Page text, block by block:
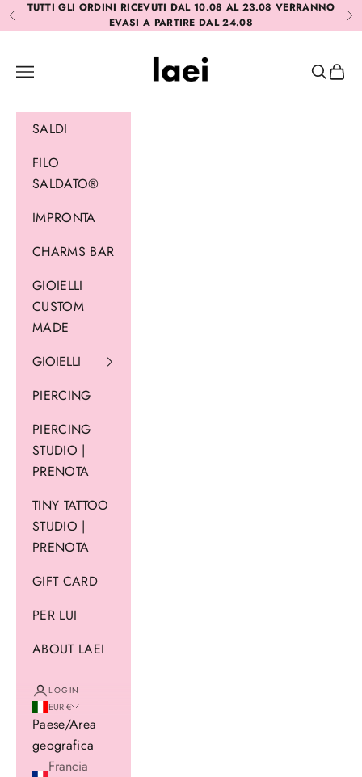
Vai al contenuto
Precedente
TUTTI GLI ORDINI RICEVUTI DAL 10.08 AL 23.08 VERRANNO
EVASI A PARTIRE DAL 24.08
Laei
Menù
Cerca
SALDI
FILO
SALDATO®
IMPRONTA
CHARMS BAR
GIOIELLI
CUSTOM
MADE
GIOIELLI
PIERCING
PIERCING
STUDIO |
PRENOTA
TINY TATTOO
STUDIO |
PRENOTA
GIFT CARD
PER LUI
ABOUT LAEI
LOGIN
EUR €
Paese/Area
geografica
Francia